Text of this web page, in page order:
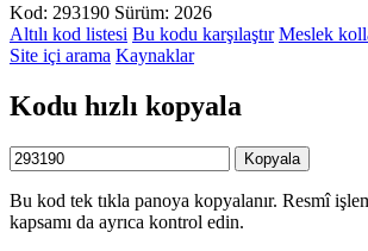
Kod: 293190 Sürüm: 2026
Altılı kod listesi Bu kodu karşılaştır Meslek
Site içi arama Kaynaklar
Kodu hızlı kopyala
Kopyala
Bu kod tek tıkla panoya kopyalanır. Resmî
kapsamı da ayrıca kontrol edin.